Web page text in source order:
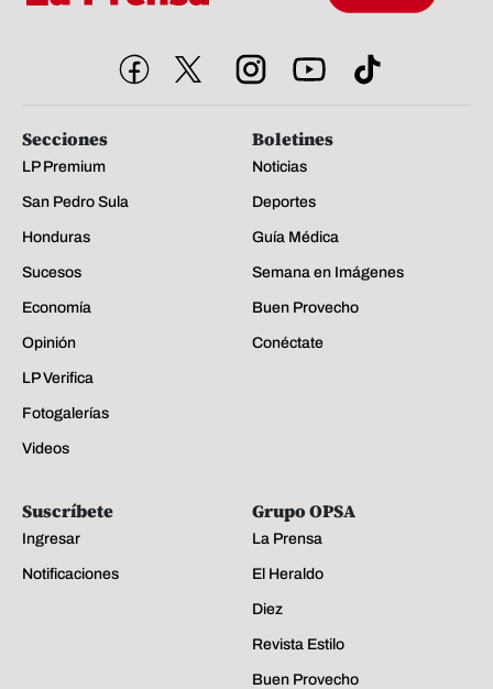
Secciones
LP Premium
San Pedro Sula
Honduras
Sucesos
Economía
Opinión
LP Verifica
Fotogalerías
Videos
Boletines
Noticias
Deportes
Guía Médica
Semana en Imágenes
Buen Provecho
Conéctate
Suscríbete
Ingresar
Notificaciones
Grupo OPSA
La Prensa
El Heraldo
Diez
Revista Estilo
Buen Provecho